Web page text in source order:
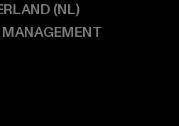
MANAGEMENT